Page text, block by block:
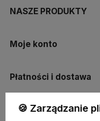
NASZE PRODUKTY
Moje konto
Płatności i dostawa
Informacje
🍪 Zarządzanie